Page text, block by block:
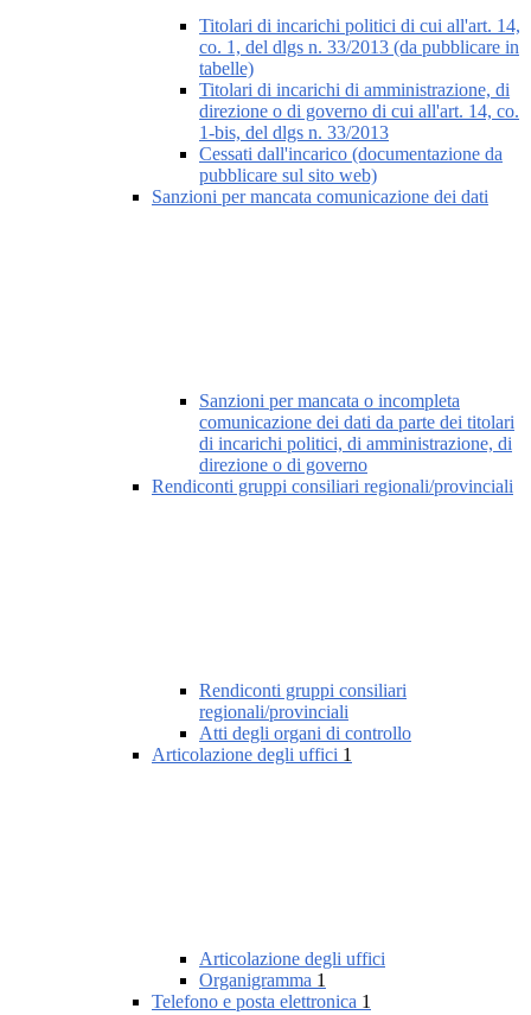
Titolari di incarichi politici di cui all'art. 14,
co. 1, del dlgs n. 33/2013 (da pubblicare in
tabelle)
Titolari di incarichi di amministrazione, di
direzione o di governo di cui all'art. 14, co.
1-bis, del dlgs n. 33/2013
Cessati dall'incarico (documentazione da
pubblicare sul sito web)
Sanzioni per mancata comunicazione dei dati
Sanzioni per mancata o incompleta
comunicazione dei dati da parte dei titolari
di incarichi politici, di amministrazione, di
direzione o di governo
Rendiconti gruppi consiliari regionali/provinciali
Rendiconti gruppi consiliari
regionali/provinciali
Atti degli organi di controllo
Articolazione degli uffici 1
Articolazione degli uffici
Organigramma 1
Telefono e posta elettronica 1